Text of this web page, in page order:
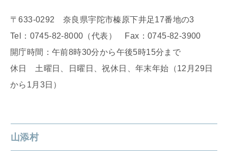
〒633-0292 奈良県宇陀市榛原下井足17番地の3
Tel：0745-82-8000（代表） Fax：0745-82-3900
開庁時間：午前8時30分から午後5時15分まで
休日 土曜日、日曜日、祝休日、年末年始（12月29日
から1月3日）
山添村